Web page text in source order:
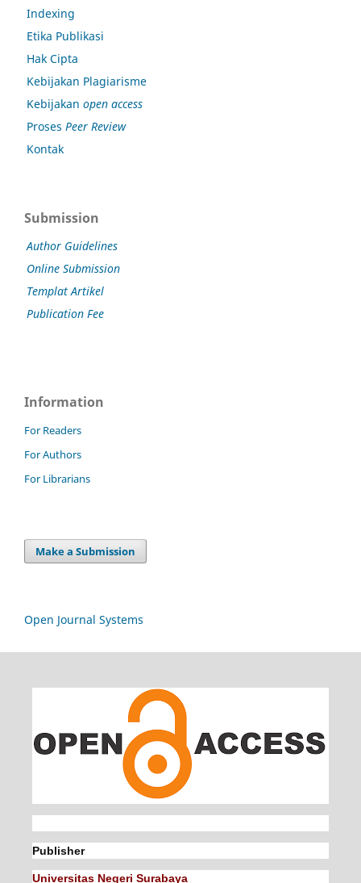
Indexing
Etika Publikasi
Hak Cipta
Kebijakan Plagiarisme
Kebijakan open access
Proses Peer Review
Kontak
Submission
Author Guidelines
Online Submission
Templat Artikel
Publication Fee
Information
For Readers
For Authors
For Librarians
Make a Submission
Open Journal Systems
Publisher
Universitas Negeri Surabaya